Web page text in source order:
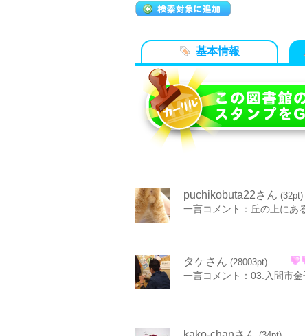
基本情報
puchikobuta22さん (32pt)
一言コメント：丘の上にあ
タケさん (28003pt)
一言コメント：03.入間市